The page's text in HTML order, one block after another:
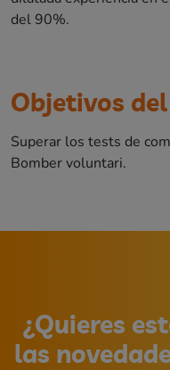
del 90%.
Objetivos
Superar los tests de
Bomber voluntari.
¿Quieres
las